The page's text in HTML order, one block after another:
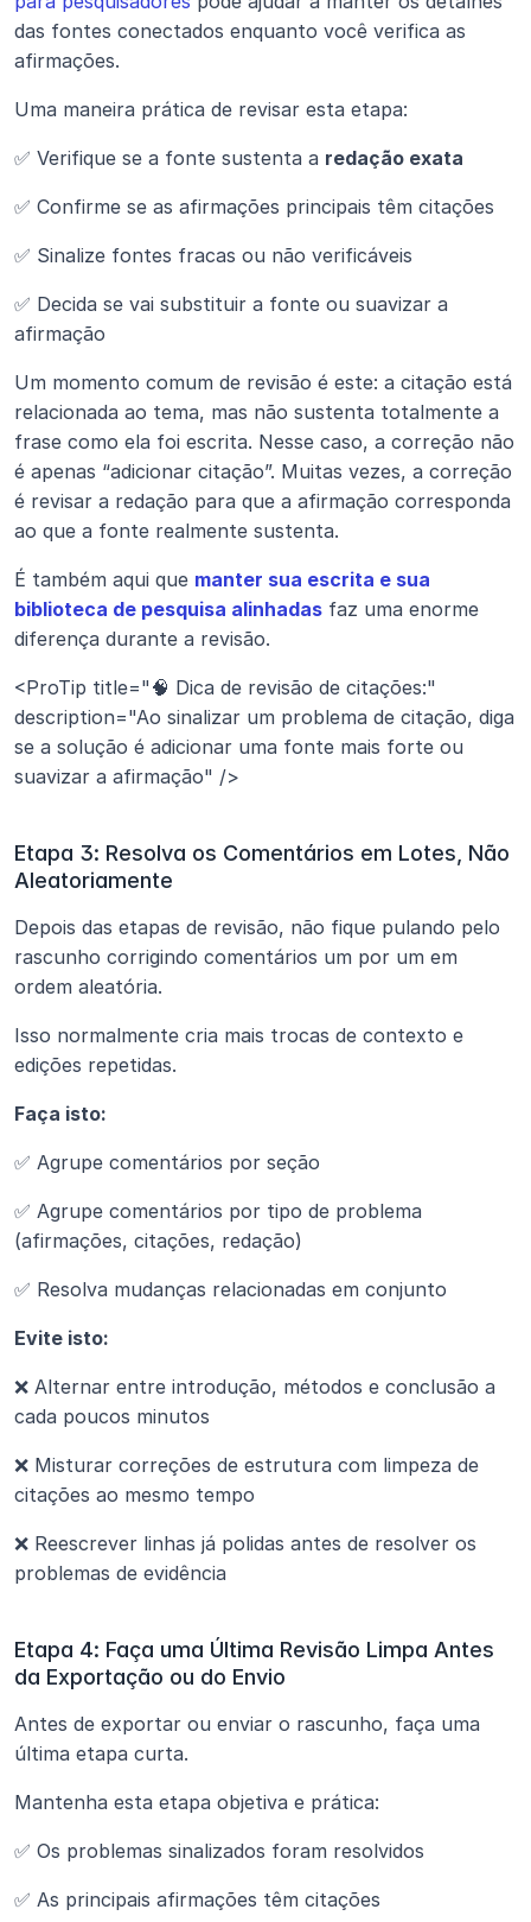
das fontes conectados enquanto você verifica as
afirmações.
Uma maneira prática de revisar esta etapa:
✅ Verifique se a fonte sustenta a redação exata
✅ Confirme se as afirmações principais têm citações
✅ Sinalize fontes fracas ou não verificáveis
✅ Decida se vai substituir a fonte ou suavizar a
afirmação
Um momento comum de revisão é este: a citação está
relacionada ao tema, mas não sustenta totalmente a
frase como ela foi escrita. Nesse caso, a correção não
é apenas “adicionar citação”. Muitas vezes, a correção
é revisar a redação para que a afirmação corresponda
ao que a fonte realmente sustenta.
É também aqui que manter sua escrita e sua
biblioteca de pesquisa alinhadas faz uma enorme
diferença durante a revisão.
<ProTip title="🧠 Dica de revisão de citações:"
description="Ao sinalizar um problema de citação, diga
se a solução é adicionar uma fonte mais forte ou
suavizar a afirmação" />
Etapa 3: Resolva os Comentários em Lotes, Não
Aleatoriamente
Depois das etapas de revisão, não fique pulando pelo
rascunho corrigindo comentários um por um em
ordem aleatória.
Isso normalmente cria mais trocas de contexto e
edições repetidas.
Faça isto:
✅ Agrupe comentários por seção
✅ Agrupe comentários por tipo de problema
(afirmações, citações, redação)
✅ Resolva mudanças relacionadas em conjunto
Evite isto:
❌ Alternar entre introdução, métodos e conclusão a
cada poucos minutos
❌ Misturar correções de estrutura com limpeza de
citações ao mesmo tempo
❌ Reescrever linhas já polidas antes de resolver os
problemas de evidência
Etapa 4: Faça uma Última Revisão Limpa Antes
da Exportação ou do Envio
Antes de exportar ou enviar o rascunho, faça uma
última etapa curta.
Mantenha esta etapa objetiva e prática:
✅ Os problemas sinalizados foram resolvidos
✅ As principais afirmações têm citações